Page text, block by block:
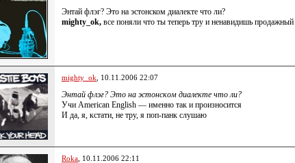
Энтай флэг? Это на эстонском диалекте что ли?
mighty_ok, все поняли что ты теперь тру и ненавидишь
mighty_ok , 10.11.2006 22:07
Энтай флэг? Это на эстонском диалекте что ли?
Учи American English — именно так и произносится
И да, я, кстати, не тру, я поп-панк слушаю
Roka , 10.11.2006 22:11